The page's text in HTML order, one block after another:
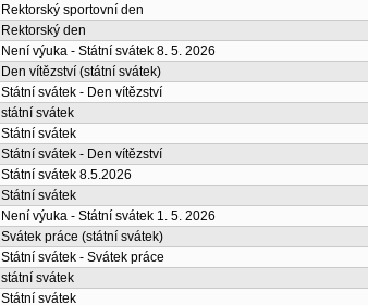
Rektorský sportovní den
Rektorský den
Není výuka - Státní svátek 8. 5. 2026
Den vítězství (státní svátek)
Státní svátek - Den vítězství
státní svátek
Státní svátek
Státní svátek - Den vítězství
Státní svátek 8.5.2026
Státní svátek
Není výuka - Státní svátek 1. 5. 2026
Svátek práce (státní svátek)
Státní svátek - Svátek práce
státní svátek
Státní svátek